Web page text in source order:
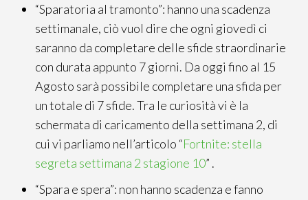
“Sparatoria al tramonto”: hanno una scadenza
settimanale, ciò vuol dire che ogni giovedì ci
saranno da completare delle sfide straordinarie
con durata appunto 7 giorni. Da oggi fino al 15
Agosto sarà possibile completare una sfida per
un totale di 7 sfide. Tra le curiosità vi è la
schermata di caricamento della settimana 2, di
cui vi parliamo nell’articolo “Fortnite: stella
segreta settimana 2 stagione 10” .
“Spara e spera”: non hanno scadenza e fanno